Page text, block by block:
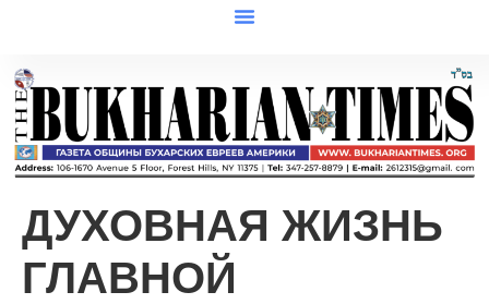
ДУХОВНАЯ ЖИЗНЬ
ГЛАВНОЙ